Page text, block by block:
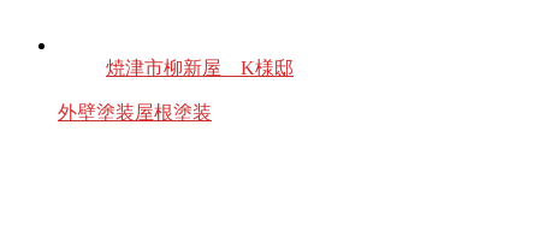
焼津市柳新屋 K様邸
外壁塗装屋根塗装